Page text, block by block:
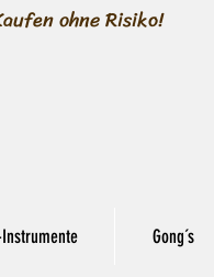
ohne Risiko!
Gong´s